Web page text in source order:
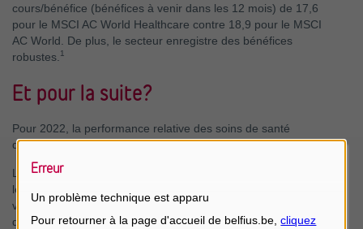
cours/bénéfice (bénéfices à venir dans les 12 mois) de 17,6
pour le MSCI AC World Healthcare contre 18,9 pour le MSCI
AC World. De plus, le secteur enregistre des bénéfices
robustes. 1
Et pour la suite?
Pour 2022, la performance relative des soins de santé
dépendra de ce qui se passe dans les autres secteurs.
La demande de produits médicaux est évidemment stable, car
les maladies ne sont pas affectées par la macroéconomie. Le
vieillissement de la population entraîne également une hausse
de la demande. L'innovation est cependant importante car
Erreur
Un problème technique est apparu